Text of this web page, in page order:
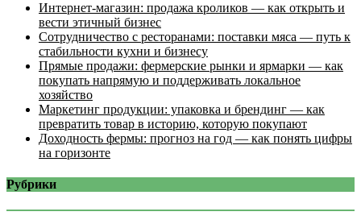
Интернет‑магазин: продажа кроликов — как открыть и
вести этичный бизнес
Сотрудничество с ресторанами: поставки мяса — путь к
стабильности кухни и бизнесу
Прямые продажи: фермерские рынки и ярмарки — как
покупать напрямую и поддерживать локальное
хозяйство
Маркетинг продукции: упаковка и брендинг — как
превратить товар в историю, которую покупают
Доходность фермы: прогноз на год — как понять цифры
на горизонте
Рубрики